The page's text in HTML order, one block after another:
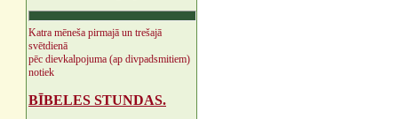
Katra mēneša pirmajā un trešajā
svētdienā
pēc dievkalpojuma (ap divpadsmitiem)
notiek
BĪBELES STUNDAS.